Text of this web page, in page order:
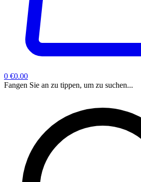
0 €0.00
Fangen Sie an zu tippen, um zu suchen...